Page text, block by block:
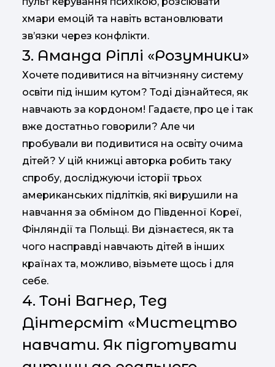
хмари емоцій та навіть встановлювати
зв’язки через конфлікти.
3. Аманда Ріплі «Розумники»
Хочете подивитися на вітчизняну систему
освіти під іншим кутом? Тоді дізнайтеся, як
навчають за кордоном! Гадаєте, про це і так
вже достатньо говорили? Але чи
пробували ви подивитися на освіту очима
дітей? У цій книжці авторка робить таку
спробу, досліджуючи історії трьох
американських підлітків, які вирушили на
навчання за обміном до Південної Кореї,
Фінляндії та Польщі. Ви дізнаєтеся, як та
чого насправді навчають дітей в інших
країнах та, можливо, візьмете щось і для
себе.
4. Тоні Вагнер, Тед
Дінтерсміт «Мистецтво
навчати. Як підготувати